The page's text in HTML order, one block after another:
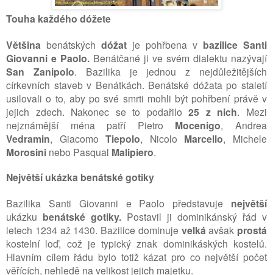
Touha každého dóžete
Většina benátských dóžat je pohřbena v bazilice Santi
Giovanni e Paolo. Benátčané ji ve svém dialektu nazývají
San Zanipolo. Bazilika je jednou z nejdůležitějších
církevních staveb v Benátkách. Benátské dóžata po staletí
usilovali o to, aby po své smrti mohli být pohřbení právě v
jejich zdech. Nakonec se to podařilo 25 z nich. Mezi
nejznámější ména patří Pietro Mocenigo, Andrea
Vedramin, GiacomoTiepolo, Nicolo Marcello, Michele
Morosini nebo Pasqual Malipiero.
Největší ukázka benátské gotiky
Bazilika Santi Giovanni e Paolo představuje největší
ukázku benátské gotiky. Postavil ji dominikánský řád v
letech 1234 až 1430. Bazilice dominuje velká avšak prostá
kostelní loď, což je typický znak dominikáských kostelů.
Hlavním cílem řádu bylo totiž kázat pro co největší počet
věřících, nehledě na velikost jejich majetku.